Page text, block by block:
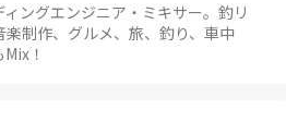
ングエンジニア・ミキサー。釣リ
制作、グルメ、旅、釣り、車中
！